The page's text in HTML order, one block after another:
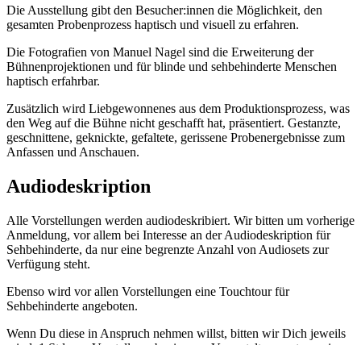
Die Ausstellung gibt den Besucher:innen die Möglichkeit, den
gesamten Probenprozess haptisch und visuell zu erfahren.
Die Fotografien von Manuel Nagel sind die Erweiterung der
Bühnenprojektionen und für blinde und sehbehinderte Menschen
haptisch erfahrbar.
Zusätzlich wird Liebgewonnenes aus dem Produktionsprozess, was
den Weg auf die Bühne nicht geschafft hat, präsentiert. Gestanzte,
geschnittene, geknickte, gefaltete, gerissene Probenergebnisse zum
Anfassen und Anschauen.
Audiodeskription
Alle Vorstellungen werden audiodeskribiert. Wir bitten um vorherige
Anmeldung, vor allem bei Interesse an der Audiodeskription für
Sehbehinderte, da nur eine begrenzte Anzahl von Audiosets zur
Verfügung steht.
Ebenso wird vor allen Vorstellungen eine Touchtour für
Sehbehinderte angeboten.
Wenn Du diese in Anspruch nehmen willst, bitten wir Dich jeweils